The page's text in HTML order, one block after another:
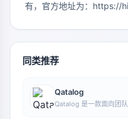
有，官方地址为： https://
同类推荐
Qatalog
Qatalog 是一款面向团